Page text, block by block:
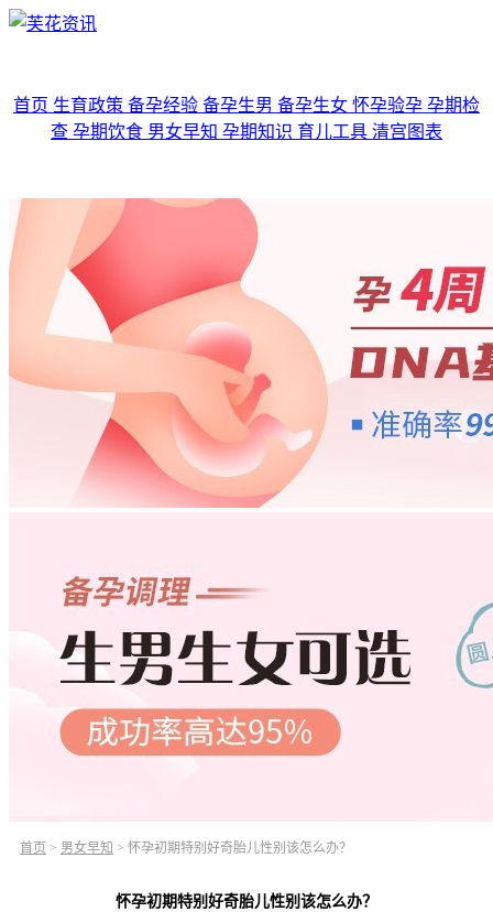
首页 生育政策 备孕经验 备孕生男 备孕生女 怀孕验孕 孕期检
查 孕期饮食 男女早知 孕期知识 育儿工具 清宫图表
首页 > 男女早知 > 怀孕初期特别好奇胎儿性别该怎么办？
怀孕初期特别好奇胎儿性别该怎么办？